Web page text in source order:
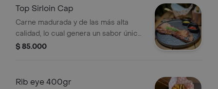
Top Sirloin Cap
Carne madurada y de las más alta
calidad, lo cual genera un sabor único
y una textura suave, acompañados de
$ 85.000
Rib eye 400gr